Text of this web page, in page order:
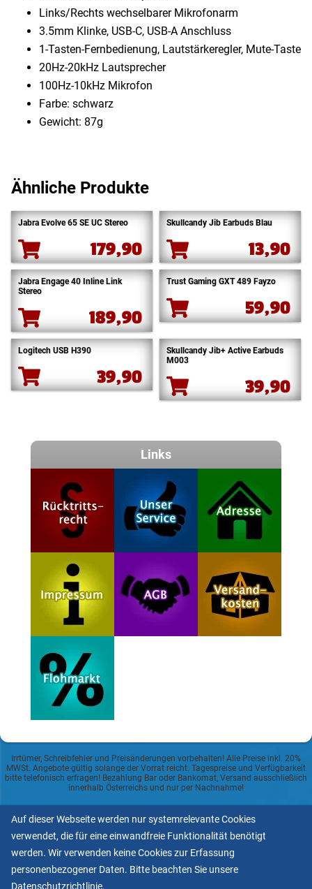
Links/​Rechts wechselbarer Mikrofonarm
3.5mm Klinke, USB-C, USB-A Anschluss
1-Tasten-Fernbedienung, Lautstärkeregler, Mute-Taste
20Hz-20kHz Lautsprecher
100Hz-10kHz Mikrofon
Farbe: schwarz
Gewicht: 87g
Ähnliche Produkte
Jabra Evolve 65 SE UC Stereo
179,90
Skullcandy Jib Earbuds Blau
13,90
Jabra Engage 40 Inline Link
Stereo
189,90
Trust Gaming GXT 489 Fayzo
59,90
Logitech USB H390
39,90
Skullcandy Jib+ Active Earbuds
M003
39,90
Links
Irrtümer, Schreibfehler und Preisänderungen vorbehalten! Alle Preise inkl. 20%
MWSt. Angebote gültig solange der Vorrat reicht. Tagespreise und Verfügbarkeit
bitte telefonisch erfragen! Bezahlung Bar oder Bankomat, Versand ausschließlich
innerhalb Österreichs und nur per Nachnahme!
Datenschutzerklärung
Allgemeine Geschäftsbedingungen
Informationspflicht lt.
Auf dieser Webseite werden nur systemrelevante Cookies
verwendet, die für eine einwandfreie Funktionalität benötigt
werden. Wir verwenden keine Cookies zur Erfassung
personenbezogener Daten. Bitte beachten Sie unsere
Datenschutzrichtlinie.